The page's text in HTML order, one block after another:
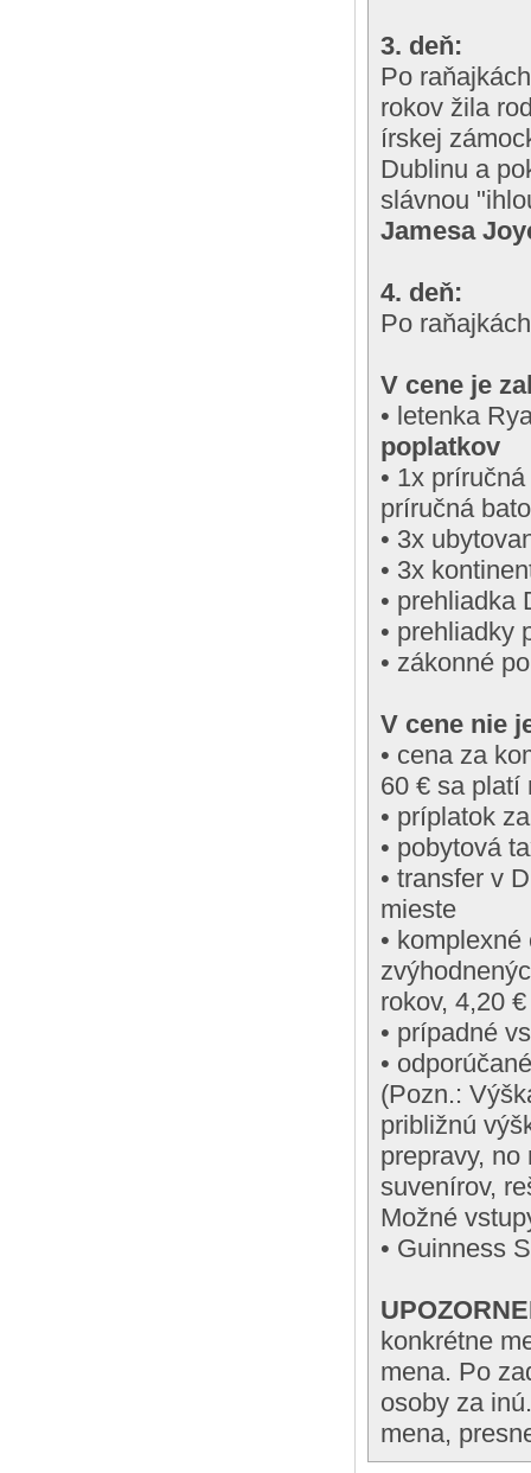
3. deň:
Po
rokov žila
írskej
Dublinu a
slávnou
Jamesa
4. deň:
Po
V cene je
• letenka
poplatkov
• 1x
príručná
• 3x
• 3x
• prehliadka
• prehliadky
• zákonné
V cene nie
• cena za
60 € sa platí
• príplatok
• pobytová
• transfer v
mieste
•
rokov, 4,20
• prípadné
•
(Pozn.:
približnú
prepravy,
suvenírov,
Možné
• Guinness
konkrétne
mena. Po
osoby za
mena,